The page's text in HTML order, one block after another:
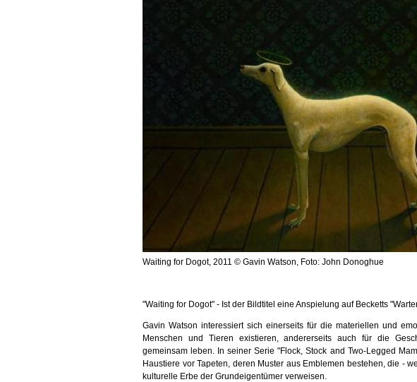
Waiting for Dogot, 2011 © Gavin Watson, Foto: John Donoghue
"Waiting for Dogot" - Ist der Bildtitel eine Anspielung auf Becketts
Gavin Watson interessiert sich einerseits für die materiellen und
Menschen und Tieren existieren, andererseits auch für die
gemeinsam leben. In seiner Serie "Flock, Stock and Two-Legged
Haustiere vor Tapeten, deren Muster aus Emblemen bestehen, die -
kulturelle Erbe der Grundeigentümer verweisen.